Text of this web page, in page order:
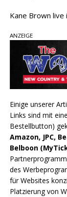
Kane Brown
ANZEIGE
Einige unserer
Links sind mit
Bestellbutton)
Amazon, JPC,
Belboon
des
für Websites
Platzierung von